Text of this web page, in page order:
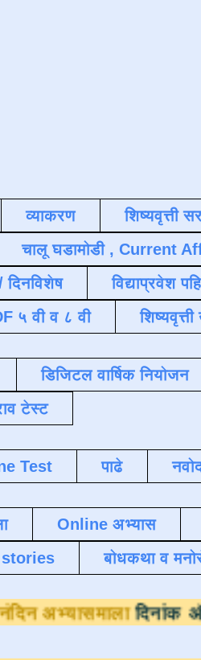
व्याकरण
शिष्यवृत्ती
चालू घडामोडी , Current
दिनविशेष
विद्याप्रवेश
५ वी व ८ वी
डिजिटल वार्षिक नियोजन
टेस्ट
Test पाढे
Online अभ्यास
बोधकथा व
दैनंदिन